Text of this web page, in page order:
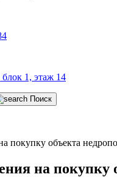
1, этаж 14
Поиск
покупку объекта
на покупку